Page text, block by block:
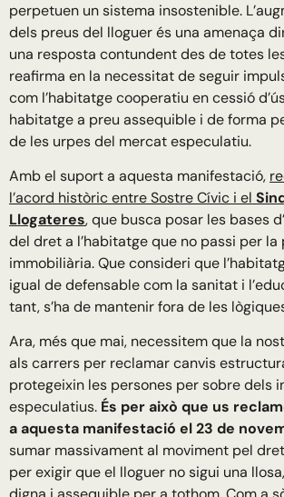
perpetuen un sistema insostenible.
dels preus del lloguer és una amenaça
una resposta contundent des de totes
reafirma en la necessitat de seguir
com l’habitatge cooperatiu en cessió
habitatge a preu assequible i de forma
de les urpes del mercat especulatiu.
Amb el suport a aquesta manifestació,
l’acord històric entre Sostre Cívic i el
Llogateres, que busca posar les bases
del dret a l’habitatge que no passi per
immobiliària. Que consideri que
igual de defensable com la sanitat i
tant, s’ha de mantenir fora de les
Ara, més que mai, necessitem que la
als carrers per reclamar canvis
protegeixin les persones per sobre dels
especulatius. És per això que us
a aquesta manifestació el 23 de
sumar massivament al moviment pel
per exigir que el lloguer no sigui una